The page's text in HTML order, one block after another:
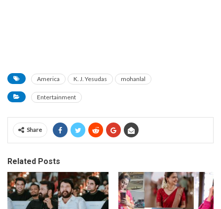
America K. J. Yesudas mohanlal
Entertainment
Share
Related Posts